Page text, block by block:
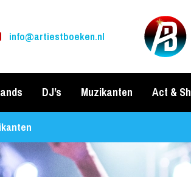
info@artiestboeken.nl
DJ’s Muzikanten Act &